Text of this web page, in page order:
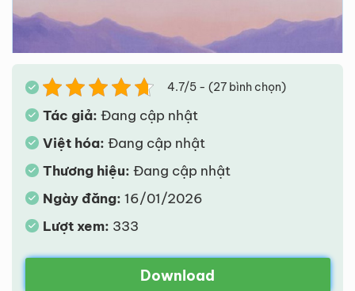
4.7/5 - (27 bình chọn)
Tác giả: Đang cập nhật
Việt hóa: Đang cập nhật
Thương hiệu: Đang cập nhật
Ngày đăng: 16/01/2026
Lượt xem: 333
Download